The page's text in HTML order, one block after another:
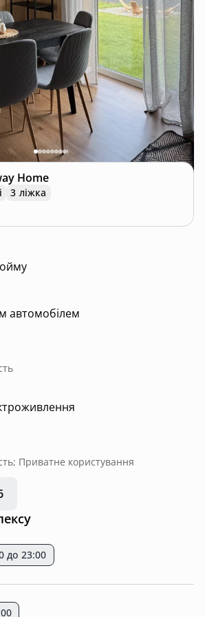
Home
3 ліжка
автомобілем
Приватне користування
до 23:00